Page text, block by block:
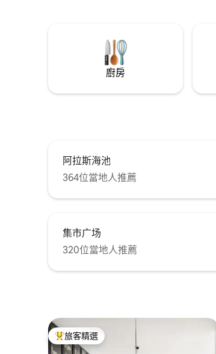
廚房
阿拉斯海池
364位當地人推薦
集市广场
320位當地人推薦
旅客精選榜首
旅客精選